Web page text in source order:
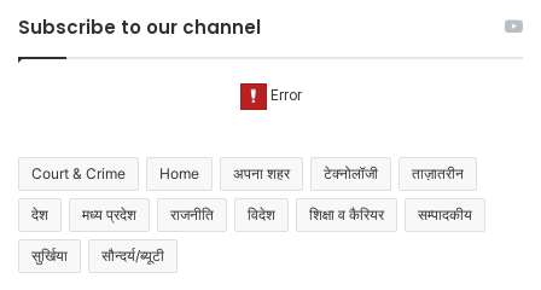
Subscribe to our channel
Court & Crime Home अपना शहर टेक्नोलॉजी ताज़ातरीन
देश मध्य प्रदेश राजनीति विदेश शिक्षा व कैरियर सम्पादकीय
सुर्खिया सौन्दर्य/ब्यूटी